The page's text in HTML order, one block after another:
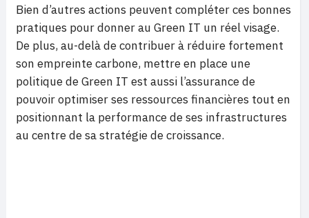
Bien d’autres actions peuvent compléter ces bonnes
pratiques pour donner au Green IT un réel visage.
De plus, au-delà de contribuer à réduire fortement
son empreinte carbone, mettre en place une
politique de Green IT est aussi l’assurance de
pouvoir optimiser ses ressources financières tout en
positionnant la performance de ses infrastructures
au centre de sa stratégie de croissance.